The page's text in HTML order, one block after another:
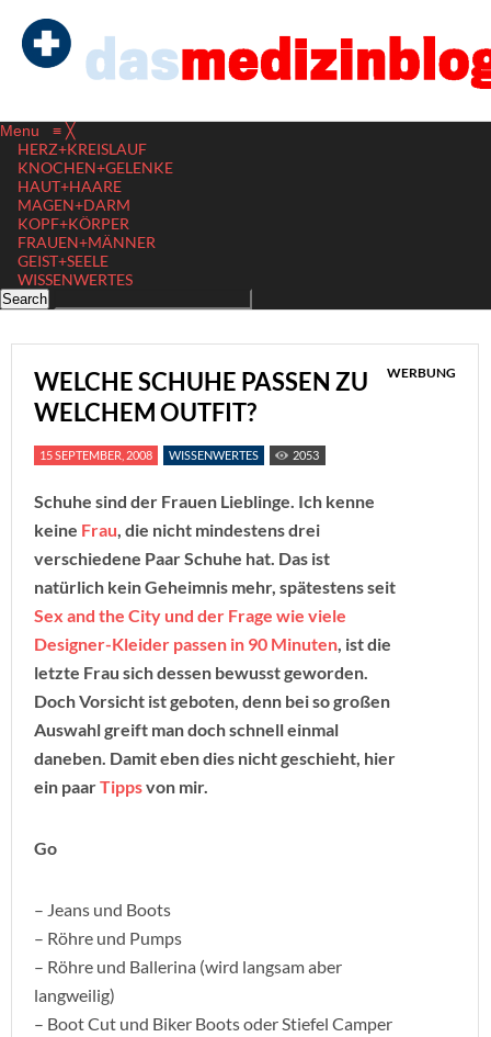
Menu ≡ ╳
HERZ+KREISLAUF
KNOCHEN+GELENKE
HAUT+HAARE
MAGEN+DARM
KOPF+KÖRPER
FRAUEN+MÄNNER
GEIST+SEELE
WISSENWERTES
WELCHE SCHUHE PASSEN ZU
WELCHEM OUTFIT?
WERBUNG
15 SEPTEMBER, 2008 WISSENWERTES 2053
Schuhe sind der Frauen Lieblinge. Ich kenne
keine Frau, die nicht mindestens drei
verschiedene Paar Schuhe hat. Das ist
natürlich kein Geheimnis mehr, spätestens seit
Sex and the City und der Frage wie viele
Designer-Kleider passen in 90 Minuten, ist die
letzte Frau sich dessen bewusst geworden.
Doch Vorsicht ist geboten, denn bei so großen
Auswahl greift man doch schnell einmal
daneben. Damit eben dies nicht geschieht, hier
ein paarTippsvon mir.
Go
– Jeans und Boots
– Röhre und Pumps
– Röhre und Ballerina (wird langsam aber
langweilig)
– Boot Cut und Biker Boots oder Stiefel Camper